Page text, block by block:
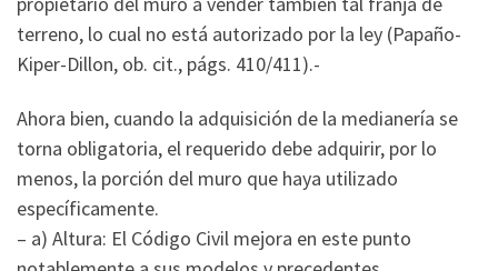
Ahora bien, cuando la adquisición de la medianería se
torna obligatoria, el requerido debe adquirir, por lo
menos, la porción del muro que haya utilizado
específicamente.
– a) Altura: El Código Civil mejora en este punto